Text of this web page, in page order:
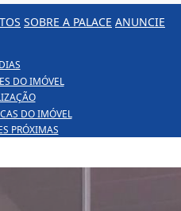
SOBRE A PALACE ANUNCIE
DO IMÓVEL
DO IMÓVEL
PRÓXIMAS